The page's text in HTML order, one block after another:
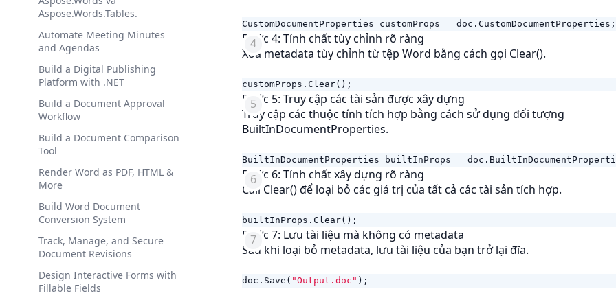
Aspose.Words.Tables.
Automate Meeting Minutes
and Agendas
Build a Digital Publishing
Platform with .NET
Build a Document Approval
Workflow
Build a Document Comparison
Tool
Render Word as PDF, HTML &
More
Build Word Document
Conversion System
Track, Manage, and Secure
Document Revisions
Design Interactive Forms with
Fillable Fields
CustomDocumentProperties customProps = doc . CustomDocumentProperties ;
Bước 4: Tính chất tùy chỉnh rõ ràng
Xóa metadata tùy chỉnh từ tệp Word bằng cách gọi Clear().
customProps . Clear();
Bước 5: Truy cập các tài sản được xây dựng
Truy cập các thuộc tính tích hợp bằng cách sử dụng đối tượng
BuiltInDocumentProperties.
BuiltInDocumentProperties builtInProps = doc .
Bước 6: Tính chất xây dựng rõ ràng
Call Clear() để loại bỏ các giá trị của tất cả các tài sản tích hợp.
builtInProps . Clear();
Bước 7: Lưu tài liệu mà không có metadata
Sau khi loại bỏ metadata, lưu tài liệu của bạn trở lại đĩa.
doc . Save ( "Output.doc" );